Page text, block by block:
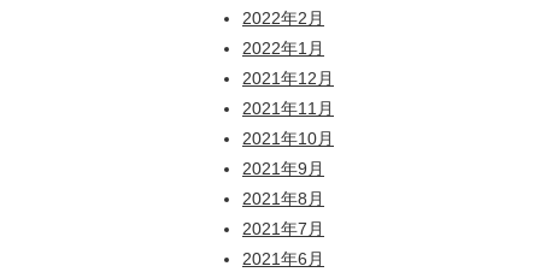
2022年2月
2022年1月
2021年12月
2021年11月
2021年10月
2021年9月
2021年8月
2021年7月
2021年6月